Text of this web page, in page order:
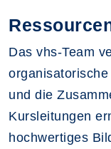
Das vhs-Team
und die
Kursleitungen
hochwertiges